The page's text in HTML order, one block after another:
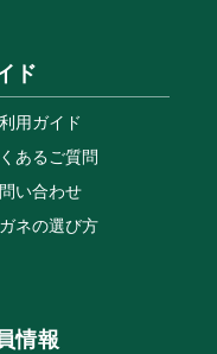
ド
用ガイド
あるご質問
い合わせ
ネの選び方
情報